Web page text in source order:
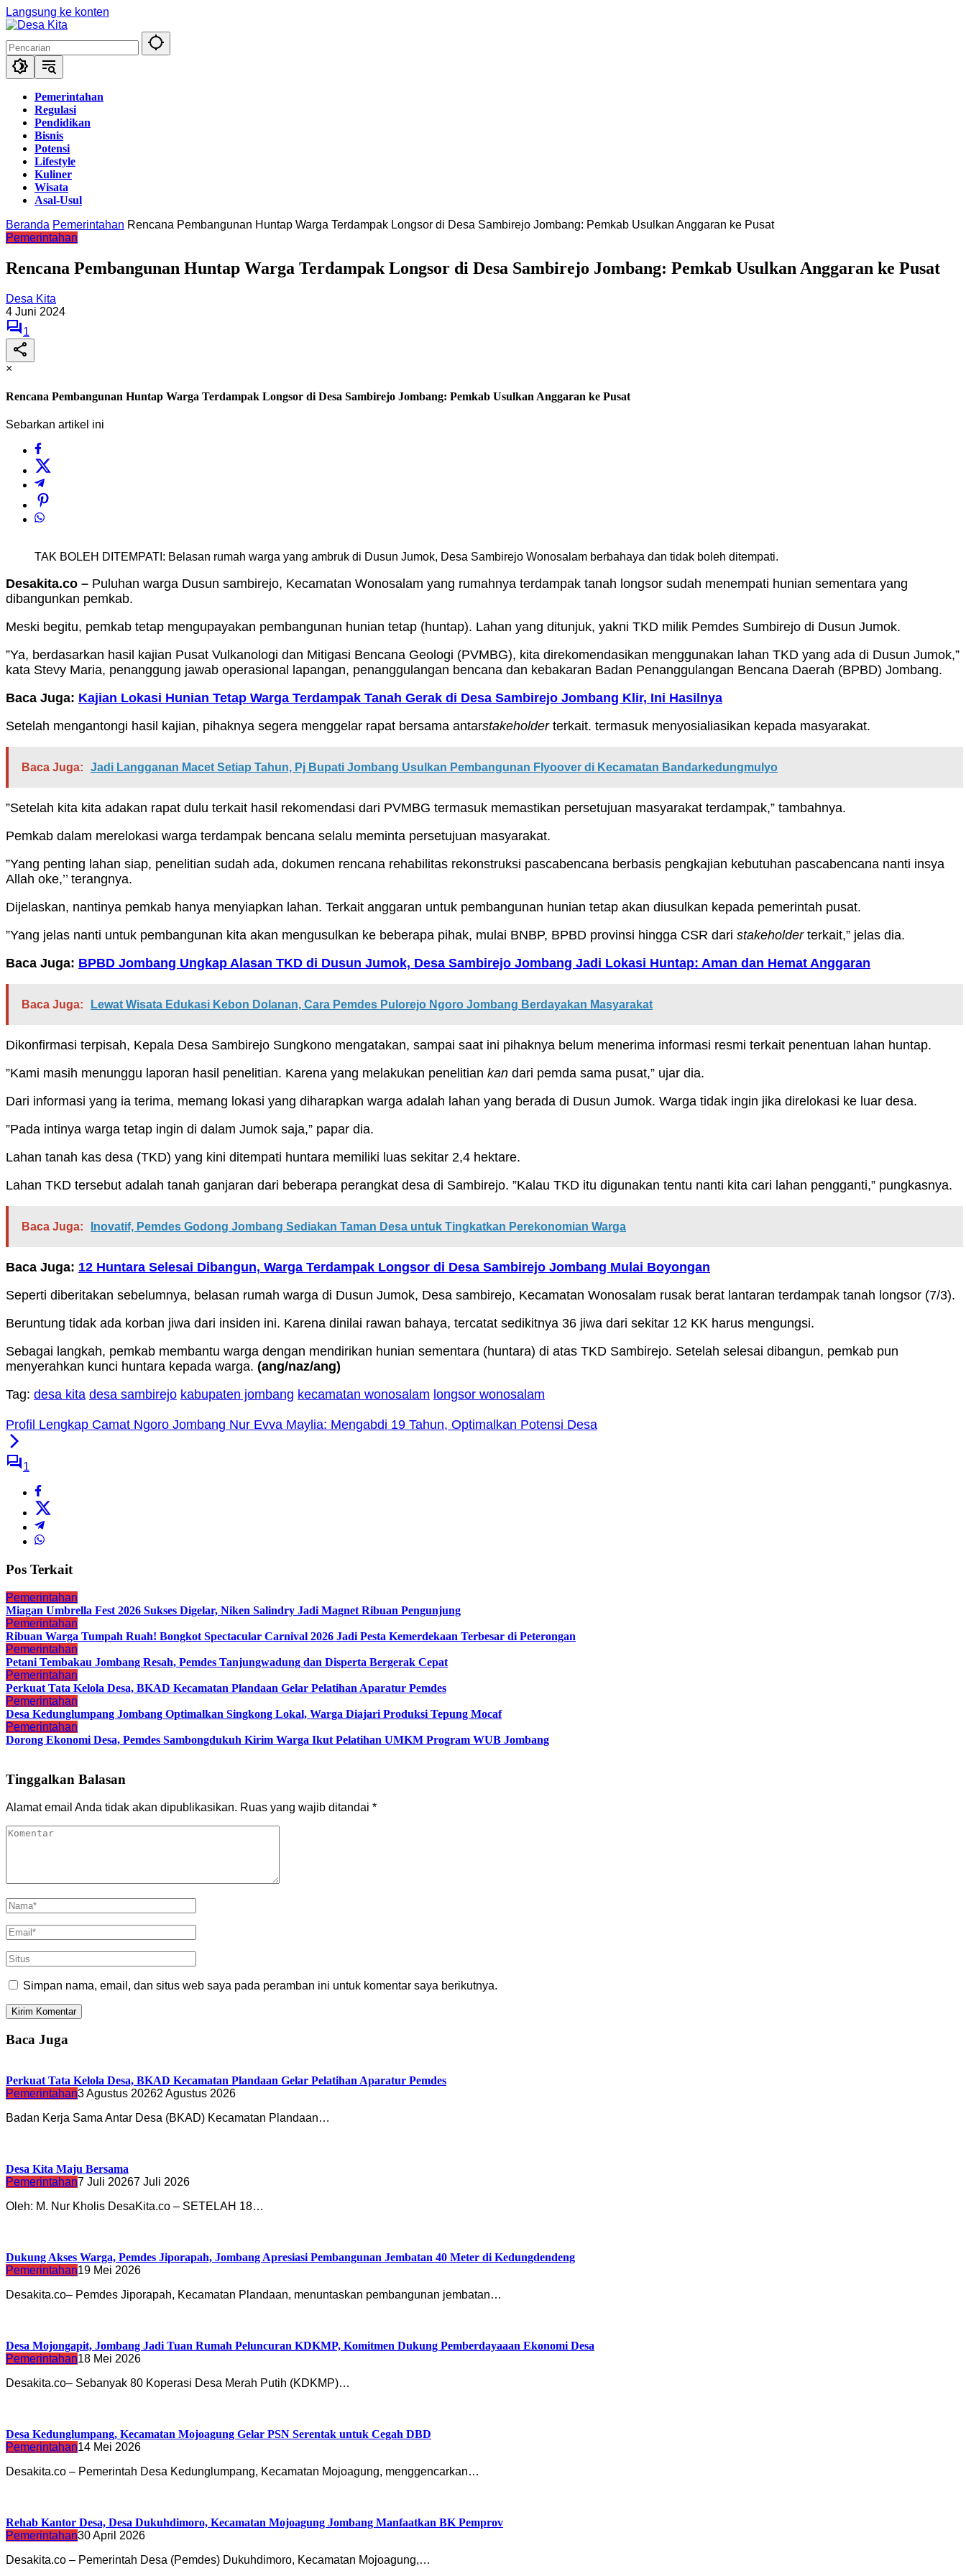
Langsung ke konten
Pemerintahan
Regulasi
Pendidikan
Bisnis
Potensi
Lifestyle
Kuliner
Wisata
Asal-Usul
Beranda Pemerintahan Rencana Pembangunan Huntap Warga Terdampak Longsor di Desa Sambirejo Jombang: Pemkab Usulkan Anggaran ke Pusat
Pemerintahan
Rencana Pembangunan Huntap Warga Terdampak Longsor di Desa Sambirejo Jombang: Pemkab Usulkan Anggaran ke Pusat
Desa Kita
4 Juni 2024
1
×
Rencana Pembangunan Huntap Warga Terdampak Longsor di Desa Sambirejo Jombang: Pemkab Usulkan Anggaran ke Pusat
Sebarkan artikel ini
TAK BOLEH DITEMPATI: Belasan rumah warga yang ambruk di Dusun Jumok, Desa Sambirejo Wonosalam berbahaya dan tidak boleh ditempati.
Desakita.co – Puluhan warga Dusun sambirejo, Kecamatan Wonosalam yang rumahnya terdampak tanah longsor sudah menempati hunian sementara yang
dibangunkan pemkab.
Meski begitu, pemkab tetap mengupayakan pembangunan hunian tetap (huntap). Lahan yang ditunjuk, yakni TKD milik Pemdes Sumbirejo di Dusun Jumok.
”Ya, berdasarkan hasil kajian Pusat Vulkanologi dan Mitigasi Bencana Geologi (PVMBG), kita direkomendasikan menggunakan lahan TKD yang ada di Dusun Jumok,”
kata Stevy Maria, penanggung jawab operasional lapangan, penanggulangan bencana dan kebakaran Badan Penanggulangan Bencana Daerah (BPBD) Jombang.
Baca Juga: Kajian Lokasi Hunian Tetap Warga Terdampak Tanah Gerak di Desa Sambirejo Jombang Klir, Ini Hasilnya
Setelah mengantongi hasil kajian, pihaknya segera menggelar rapat bersama antarstakeholder terkait. termasuk menyosialiasikan kepada masyarakat.
Baca Juga: Jadi Langganan Macet Setiap Tahun, Pj Bupati Jombang Usulkan Pembangunan Flyoover di Kecamatan Bandarkedungmulyo
”Setelah kita kita adakan rapat dulu terkait hasil rekomendasi dari PVMBG termasuk memastikan persetujuan masyarakat terdampak,” tambahnya.
Pemkab dalam merelokasi warga terdampak bencana selalu meminta persetujuan masyarakat.
”Yang penting lahan siap, penelitian sudah ada, dokumen rencana rehabilitas rekonstruksi pascabencana berbasis pengkajian kebutuhan pascabencana nanti insya
Allah oke,’’ terangnya.
Dijelaskan, nantinya pemkab hanya menyiapkan lahan. Terkait anggaran untuk pembangunan hunian tetap akan diusulkan kepada pemerintah pusat.
”Yang jelas nanti untuk pembangunan kita akan mengusulkan ke beberapa pihak, mulai BNBP, BPBD provinsi hingga CSR dari stakeholderterkait,” jelas dia.
Baca Juga: BPBD Jombang Ungkap Alasan TKD di Dusun Jumok, Desa Sambirejo Jombang Jadi Lokasi Huntap: Aman dan Hemat Anggaran
Baca Juga: Lewat Wisata Edukasi Kebon Dolanan, Cara Pemdes Pulorejo Ngoro Jombang Berdayakan Masyarakat
Dikonfirmasi terpisah, Kepala Desa Sambirejo Sungkono mengatakan, sampai saat ini pihaknya belum menerima informasi resmi terkait penentuan lahan huntap.
”Kami masih menunggu laporan hasil penelitian. Karena yang melakukan penelitian kan dari pemda sama pusat,” ujar dia.
Dari informasi yang ia terima, memang lokasi yang diharapkan warga adalah lahan yang berada di Dusun Jumok. Warga tidak ingin jika direlokasi ke luar desa.
”Pada intinya warga tetap ingin di dalam Jumok saja,” papar dia.
Lahan tanah kas desa (TKD) yang kini ditempati huntara memiliki luas sekitar 2,4 hektare.
Lahan TKD tersebut adalah tanah ganjaran dari beberapa perangkat desa di Sambirejo. ”Kalau TKD itu digunakan tentu nanti kita cari lahan pengganti,” pungkasnya.
Baca Juga: Inovatif, Pemdes Godong Jombang Sediakan Taman Desa untuk Tingkatkan Perekonomian Warga
Baca Juga: 12 Huntara Selesai Dibangun, Warga Terdampak Longsor di Desa Sambirejo Jombang Mulai Boyongan
Seperti diberitakan sebelumnya, belasan rumah warga di Dusun Jumok, Desa sambirejo, Kecamatan Wonosalam rusak berat lantaran terdampak tanah longsor (7/3).
Beruntung tidak ada korban jiwa dari insiden ini. Karena dinilai rawan bahaya, tercatat sedikitnya 36 jiwa dari sekitar 12 KK harus mengungsi.
Sebagai langkah, pemkab membantu warga dengan mendirikan hunian sementara (huntara) di atas TKD Sambirejo. Setelah selesai dibangun, pemkab pun
menyerahkan kunci huntara kepada warga. (ang/naz/ang)
Tag: desa kita desa sambirejo kabupaten jombang kecamatan wonosalam longsor wonosalam
Profil Lengkap Camat Ngoro Jombang Nur Evva Maylia: Mengabdi 19 Tahun, Optimalkan Potensi Desa
1
Pos Terkait
Pemerintahan
Miagan Umbrella Fest 2026 Sukses Digelar, Niken Salindry Jadi Magnet Ribuan Pengunjung
Pemerintahan
Ribuan Warga Tumpah Ruah! Bongkot Spectacular Carnival 2026 Jadi Pesta Kemerdekaan Terbesar di Peterongan
Pemerintahan
Petani Tembakau Jombang Resah, Pemdes Tanjungwadung dan Disperta Bergerak Cepat
Pemerintahan
Perkuat Tata Kelola Desa, BKAD Kecamatan Plandaan Gelar Pelatihan Aparatur Pemdes
Pemerintahan
Desa Kedunglumpang Jombang Optimalkan Singkong Lokal, Warga Diajari Produksi Tepung Mocaf
Pemerintahan
Dorong Ekonomi Desa, Pemdes Sambongdukuh Kirim Warga Ikut Pelatihan UMKM Program WUB Jombang
Tinggalkan Balasan
Alamat email Anda tidak akan dipublikasikan. Ruas yang wajib ditandai *
Simpan nama, email, dan situs web saya pada peramban ini untuk komentar saya berikutnya.
Baca Juga
Perkuat Tata Kelola Desa, BKAD Kecamatan Plandaan Gelar Pelatihan Aparatur Pemdes
Pemerintahan3 Agustus 20262 Agustus 2026
Badan Kerja Sama Antar Desa (BKAD) Kecamatan Plandaan…
Desa Kita Maju Bersama
Pemerintahan7 Juli 20267 Juli 2026
Oleh: M. Nur Kholis DesaKita.co – SETELAH 18…
Dukung Akses Warga, Pemdes Jiporapah, Jombang Apresiasi Pembangunan Jembatan 40 Meter di Kedungdendeng
Pemerintahan19 Mei 2026
Desakita.co– Pemdes Jiporapah, Kecamatan Plandaan, menuntaskan pembangunan jembatan…
Desa Mojongapit, Jombang Jadi Tuan Rumah Peluncuran KDKMP, Komitmen Dukung Pemberdayaaan Ekonomi Desa
Pemerintahan18 Mei 2026
Desakita.co– Sebanyak 80 Koperasi Desa Merah Putih (KDKMP)…
Desa Kedunglumpang, Kecamatan Mojoagung Gelar PSN Serentak untuk Cegah DBD
Pemerintahan14 Mei 2026
Desakita.co – Pemerintah Desa Kedunglumpang, Kecamatan Mojoagung, menggencarkan…
Rehab Kantor Desa, Desa Dukuhdimoro, Kecamatan Mojoagung Jombang Manfaatkan BK Pemprov
Pemerintahan30 April 2026
Desakita.co – Pemerintah Desa (Pemdes) Dukuhdimoro, Kecamatan Mojoagung,…